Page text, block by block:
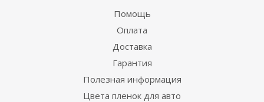
Помощь
Оплата
Доставка
Гарантия
Полезная информация
Цвета пленок для авто